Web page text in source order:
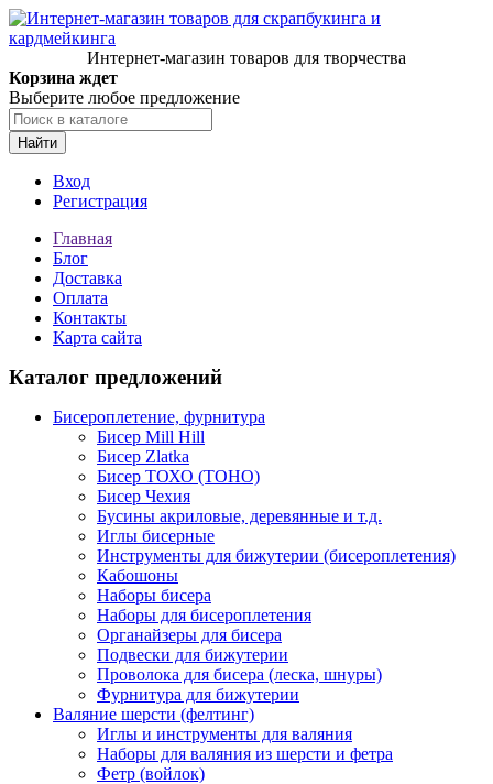
Интернет-магазин товаров для творчества
Корзина ждет
Выберите любое предложение
Найти
Вход
Регистрация
Главная
Блог
Доставка
Оплата
Контакты
Карта сайта
Каталог предложений
Бисероплетение, фурнитура
Бисер Mill Hill
Бисер Zlatka
Бисер ТОХО (TOHO)
Бисер Чехия
Бусины акриловые, деревянные и т.д.
Иглы бисерные
Инструменты для бижутерии (бисероплетения)
Кабошоны
Наборы бисера
Наборы для бисероплетения
Органайзеры для бисера
Подвески для бижутерии
Проволока для бисера (леска, шнуры)
Фурнитура для бижутерии
Валяние шерсти (фелтинг)
Иглы и инструменты для валяния
Наборы для валяния из шерсти и фетра
Фетр (войлок)